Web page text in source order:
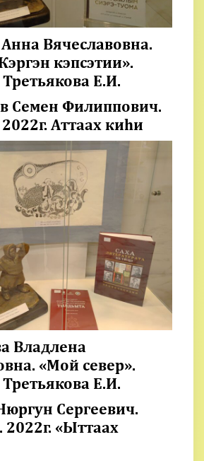
Вячеславовна.
кэпсэтии».
Третьякова Е.И.
Семен Филиппович.
Аттаах киһи
Владлена
«Мой север».
Третьякова Е.И.
Сергеевич.
2022г. «Ыттаах